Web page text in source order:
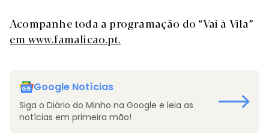
Acompanhe toda a programação do “Vai à Vila”
em www.famalicao.pt.
Google Notícias
Siga o Diário do Minho na Google e leia as
notícias em primeira mão!